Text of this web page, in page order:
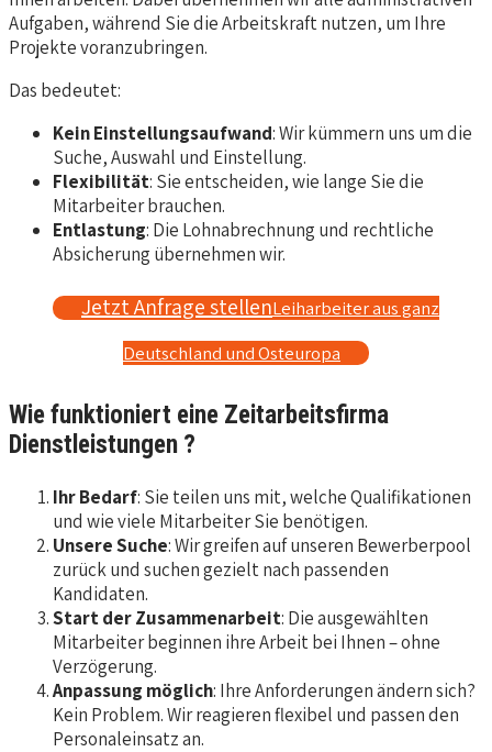
Aufgaben, während Sie die Arbeitskraft nutzen, um Ihre
Projekte voranzubringen.
Das bedeutet:
Kein Einstellungsaufwand: Wir kümmern uns um die
Suche, Auswahl und Einstellung.
Flexibilität: Sie entscheiden, wie lange Sie die
Mitarbeiter brauchen.
Entlastung: Die Lohnabrechnung und rechtliche
Absicherung übernehmen wir.
Jetzt Anfrage stellenLeiharbeiter aus ganz
Deutschland und Osteuropa
Wie funktioniert eine Zeitarbeitsfirma
Dienstleistungen ?
Ihr Bedarf: Sie teilen uns mit, welche Qualifikationen
und wie viele Mitarbeiter Sie benötigen.
Unsere Suche: Wir greifen auf unseren Bewerberpool
zurück und suchen gezielt nach passenden
Kandidaten.
Start der Zusammenarbeit: Die ausgewählten
Mitarbeiter beginnen ihre Arbeit bei Ihnen – ohne
Verzögerung.
Anpassung möglich: Ihre Anforderungen ändern sich?
Kein Problem. Wir reagieren flexibel und passen den
Personaleinsatz an.